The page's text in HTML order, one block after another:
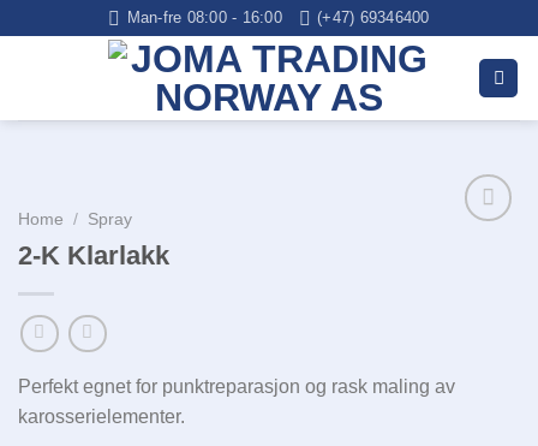
Man-fre 08:00 - 16:00 (+47) 69346400
Home / Spray
2-K Klarlakk
Perfekt egnet for punktreparasjon og rask maling av
karosserielementer.